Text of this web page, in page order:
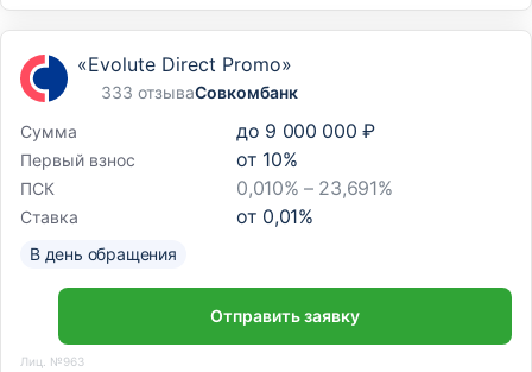
«Evolute Direct Promo»
333 отзываСовкомбанк
Сумма
до 9 000 000 ₽
Первый взнос от 10%
ПСК 0,010% – 23,691%
Ставка от 0,01%
В день обращения
Отправить заявку
Лиц. №963